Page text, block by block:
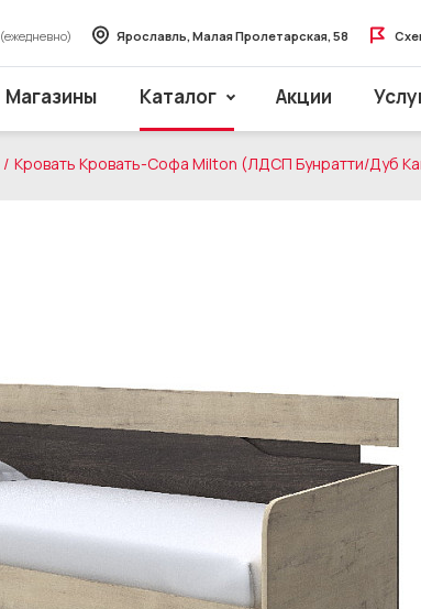
Магазины Каталог Акции
(ежедневно) Ярославль, Малая Пролетарская, 58
Кровать Кровать-Софа Milton (ЛДСП Бунратти/Дуб